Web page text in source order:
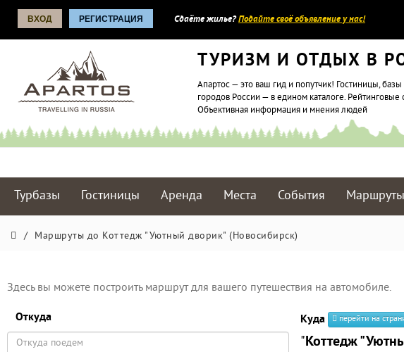
ВХОД РЕГИСТРАЦИЯ Сдаёте жилье?Подайте своё объявление у нас!
ТУРИЗМ И ОТДЫХ В
Апартос — это ваш гид и попутчик! Гостиницы,
городов России — в едином каталоге.
Объективная информация и мнения людей
Турбазы Гостиницы Аренда Места События Маршруты
/ Маршруты до Коттедж "Уютный дворик" (Новосибирск)
Здесь вы можете построить маршрут для вашего путешествия на автомобиле.
Откуда Куда перейти на
"Коттедж